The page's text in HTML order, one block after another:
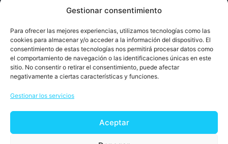
Gestionar consentimiento
Para ofrecer las mejores experiencias, utilizamos tecnologías como las
cookies para almacenar y/o acceder a la información del dispositivo. El
consentimiento de estas tecnologías nos permitirá procesar datos como
el comportamiento de navegación o las identificaciones únicas en este
sitio. No consentir o retirar el consentimiento, puede afectar
negativamente a ciertas características y funciones.
Gestionar los servicios
Aceptar
977 660 140
info@jornadapediatriapcv.com